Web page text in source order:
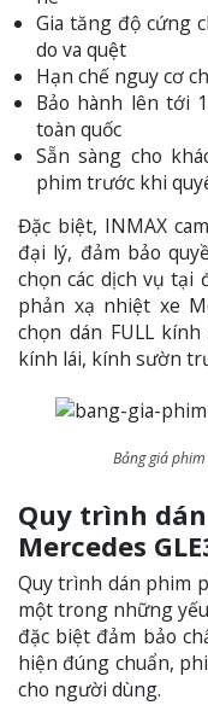
Gia tăng độ cứng
do va quệt
Hạn chế nguy cơ
Bảo hành lên tới
toàn quốc
Sẵn sàng cho
phim trước khi
Đặc biệt, INMAX
đại lý, đảm bảo
chọn các dịch vụ tại
phản xạ nhiệt xe
chọn dán FULL
kính lái, kính sườn
Bảng giá
Quy trình
Mercedes
Quy trình dán phim
một trong những
đặc biệt đảm bảo
hiện đúng chuẩn,
cho người dùng.